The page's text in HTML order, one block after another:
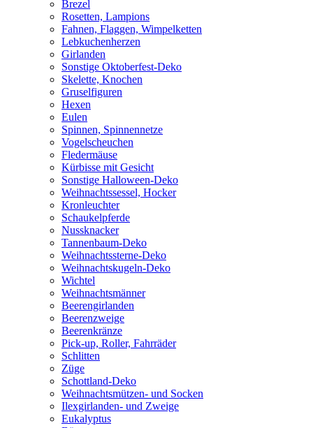
Brezel
Rosetten, Lampions
Fahnen, Flaggen, Wimpelketten
Lebkuchenherzen
Girlanden
Sonstige Oktoberfest-Deko
Skelette, Knochen
Gruselfiguren
Hexen
Eulen
Spinnen, Spinnennetze
Vogelscheuchen
Fledermäuse
Kürbisse mit Gesicht
Sonstige Halloween-Deko
Weihnachtssessel, Hocker
Kronleuchter
Schaukelpferde
Nussknacker
Tannenbaum-Deko
Weihnachtssterne-Deko
Weihnachtskugeln-Deko
Wichtel
Weihnachtsmänner
Beerengirlanden
Beerenzweige
Beerenkränze
Pick-up, Roller, Fahrräder
Schlitten
Züge
Schottland-Deko
Weihnachtsmützen- und Socken
Ilexgirlanden- und Zweige
Eukalyptus